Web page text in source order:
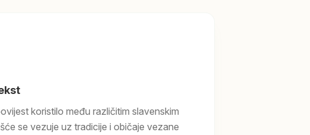
koristilo među različitim slavenskim
se vezuje uz tradicije i običaje vezane